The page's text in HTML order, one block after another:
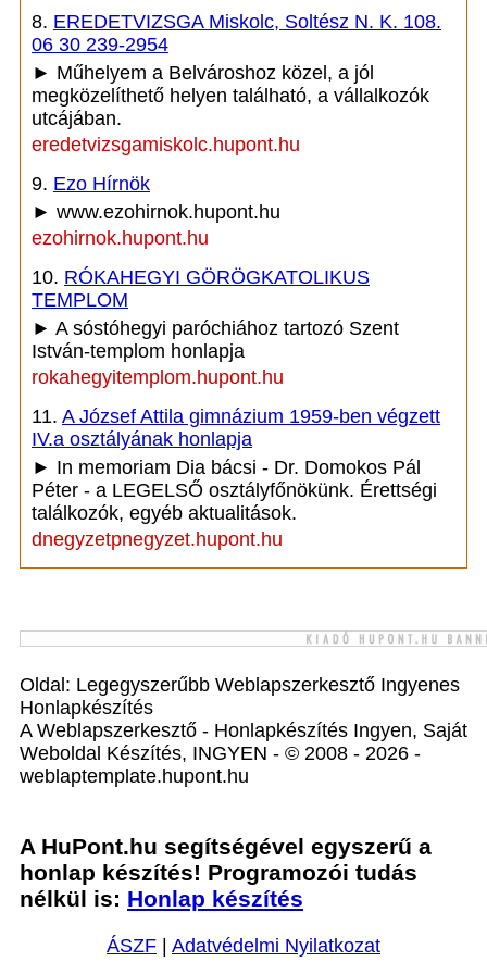
8. EREDETVIZSGA Miskolc, Soltész N. K. 108.
06 30 239-2954
► Műhelyem a Belvároshoz közel, a jól
megközelíthető helyen található, a vállalkozók
utcájában.
eredetvizsgamiskolc.hupont.hu
9. Ezo Hírnök
► www.ezohirnok.hupont.hu
ezohirnok.hupont.hu
10. RÓKAHEGYI GÖRÖGKATOLIKUS
TEMPLOM
► A sóstóhegyi paróchiához tartozó Szent
István-templom honlapja
rokahegyitemplom.hupont.hu
11. A József Attila gimnázium 1959-ben végzett
IV.a osztályának honlapja
► In memoriam Dia bácsi - Dr. Domokos Pál
Péter - a LEGELSŐ osztályfőnökünk. Érettségi
találkozók, egyéb aktualitások.
dnegyzetpnegyzet.hupont.hu
Oldal: Legegyszerűbb Weblapszerkesztő Ingyenes
Honlapkészítés
A Weblapszerkesztő - Honlapkészítés Ingyen, Saját
Weboldal Készítés, INGYEN - © 2008 - 2026 -
weblaptemplate.hupont.hu
A HuPont.hu segítségével egyszerű a
honlap készítés! Programozói tudás
nélkül is: Honlap készítés
ÁSZF Adatvédelmi Nyilatkozat